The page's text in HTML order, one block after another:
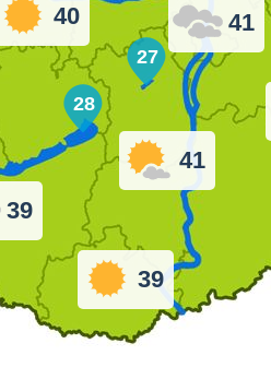
40
39
41
39
41
28
27